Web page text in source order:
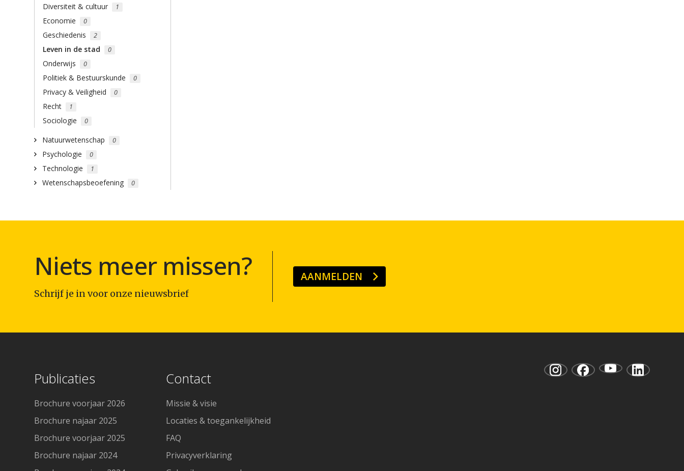
Diversiteit & cultuur 1
Economie 0
Geschiedenis 2
Leven in de stad 0
Onderwijs 0
Politiek & Bestuurskunde 0
Privacy & Veiligheid 0
Recht 1
Sociologie 0
Natuurwetenschap 0
Psychologie 0
Technologie 1
Wetenschapsbeoefening 0
Niets meer missen?
Schrijf je in voor onze nieuwsbrief
AANMELDEN
Publicaties
Brochure voorjaar 2026
Brochure najaar 2025
Brochure voorjaar 2025
Brochure najaar 2024
Contact
Missie & visie
Locaties & toegankelijkheid
FAQ
Privacyverklaring